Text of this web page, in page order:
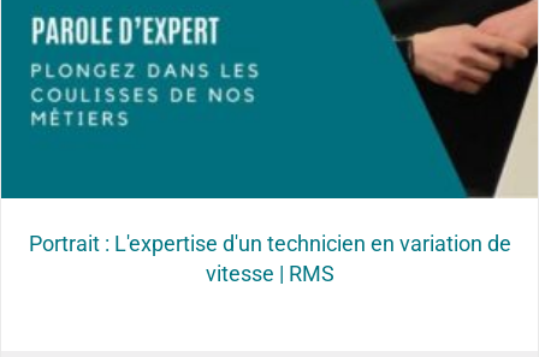
Portrait : L'expertise d'un technicien en variation de
vitesse | RMS